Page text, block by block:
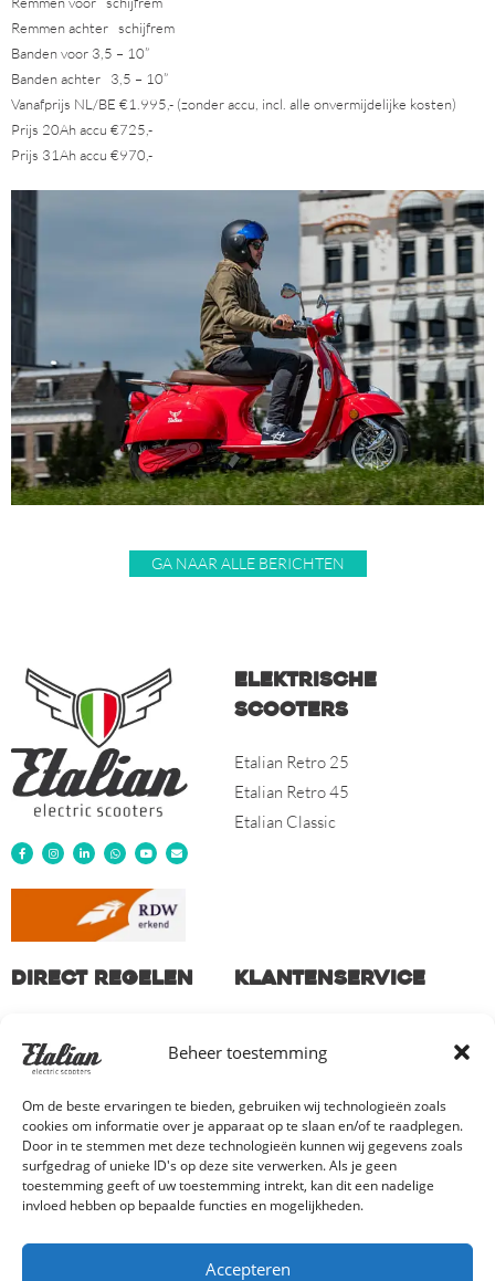
Beheer toestemming
Om de beste ervaringen te bieden, gebruiken wij technologieën zoals
cookies om informatie over je apparaat op te slaan en/of te raadplegen.
Door in te stemmen met deze technologieën kunnen wij gegevens zoals
surfgedrag of unieke ID's op deze site verwerken. Als je geen
toestemming geeft of uw toestemming intrekt, kan dit een nadelige
invloed hebben op bepaalde functies en mogelijkheden.
Accepteren
Remmen achter schijfrem
Banden voor 3,5 – 10”
Banden achter 3,5 – 10”
Vanafprijs NL/BE €1.995,- (zonder accu, incl. alle onvermijdelijke kosten)
Prijs 20Ah accu €725,-
Prijs 31Ah accu €970,-
GA NAAR ALLE BERICHTEN
Elektrische
scooters
Etalian Retro 25
Etalian Retro 45
Etalian Classic
Direct regelen
samen
Klantenservice
Bestellen en betalen
Garantie en bepalingen
Klachten en geschillen
Contact
© Copyright 2026 High Quality Trade B.V. |
| BTW-nr.
Privacyverklaring|Cookieverklaring